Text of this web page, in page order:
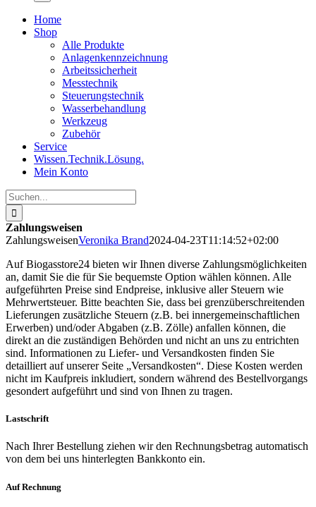
Home
Shop
Alle Produkte
Anlagenkennzeichnung
Arbeitssicherheit
Messtechnik
Steuerungstechnik
Wasserbehandlung
Werkzeug
Zubehör
Service
Wissen.Technik.Lösung.
Mein Konto
Suche
nach:
Zahlungsweisen
ZahlungsweisenVeronika Brand2024-04-23T11:14:52+02:00
Auf Biogasstore24 bieten wir Ihnen diverse Zahlungsmöglichkeiten
an, damit Sie die für Sie bequemste Option wählen können. Alle
aufgeführten Preise sind Endpreise, inklusive aller Steuern wie
Mehrwertsteuer. Bitte beachten Sie, dass bei grenzüberschreitenden
Lieferungen zusätzliche Steuern (z.B. bei innergemeinschaftlichen
Erwerben) und/oder Abgaben (z.B. Zölle) anfallen können, die
direkt an die zuständigen Behörden und nicht an uns zu entrichten
sind. Informationen zu Liefer- und Versandkosten finden Sie
detailliert auf unserer Seite „Versandkosten“. Diese Kosten werden
nicht im Kaufpreis inkludiert, sondern während des Bestellvorgangs
gesondert aufgeführt und sind von Ihnen zu tragen.
Lastschrift
Nach Ihrer Bestellung ziehen wir den Rechnungsbetrag automatisch
von dem bei uns hinterlegten Bankkonto ein.
Auf Rechnung